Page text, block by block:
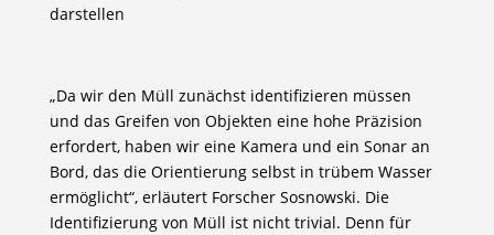
darstellen
„Da wir den Müll zunächst identifizieren müssen
und das Greifen von Objekten eine hohe Präzision
erfordert, haben wir eine Kamera und ein Sonar an
Bord, das die Orientierung selbst in trübem Wasser
ermöglicht“, erläutert Forscher Sosnowski. Die
Identifizierung von Müll ist nicht trivial. Denn für